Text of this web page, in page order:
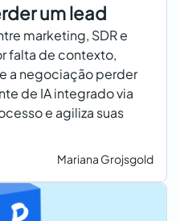
um lead
marketing, SDR e
falta de contexto,
a negociação perder
de IA integrado via
e agiliza suas
Mariana Grojsgold